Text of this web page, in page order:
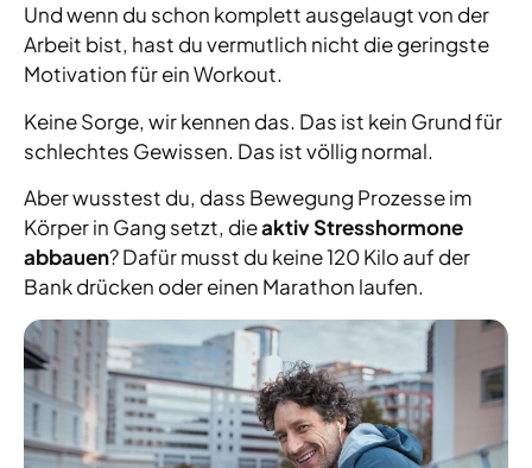
Und wenn du schon komplett ausgelaugt von der
Arbeit bist, hast du vermutlich nicht die geringste
Motivation für ein Workout.
Keine Sorge, wir kennen das. Das ist kein Grund für
schlechtes Gewissen. Das ist völlig normal.
Aber wusstest du, dass Bewegung Prozesse im
Körper in Gang setzt, dieaktiv Stresshormone
abbauen? Dafür musst du keine 120 Kilo auf der
Bank drücken oder einen Marathon laufen.